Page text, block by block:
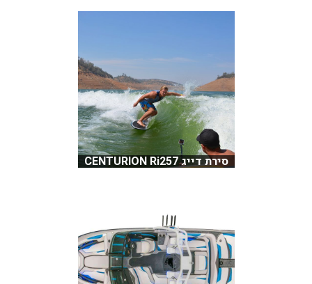
סירת דייג CENTURION Ri257